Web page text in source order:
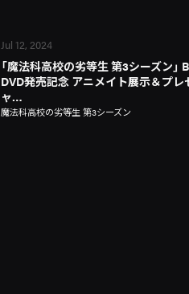
Jul 12, 2024
「魔法科高校の劣等生 第3シーズン」
DVD発売記念 アニメイト展示＆プレ
ャ…
魔法科高校の劣等生 第3シーズン